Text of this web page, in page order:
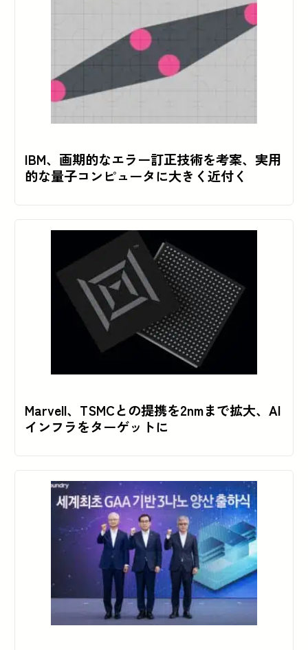
IBM、画期的なエラー訂正技術を考案、実用
的な量子コンピュータに大きく近付く
Marvell、TSMCとの提携を2nmまで拡大、AI
インフラをターゲットに